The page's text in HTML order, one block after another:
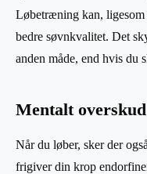
Løbetræning kan,
bedre søvnkvalitet. Det
anden måde, end hvis du
Mentalt
Når du løber, sker der
frigiver din krop